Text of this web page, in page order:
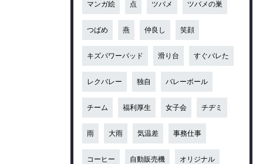
マンガ絵 点 ツバメ ツバメの巣
つばめ 燕 仲良し 笑顔
キズパワーパッド 滑り台 すぐバレた
レクバレー 独自 バレーボール
チーム 福利厚生 女子会 チヂミ
雨 大雨 気温差 事務仕事
コーヒー 自動販売機 オリジナル